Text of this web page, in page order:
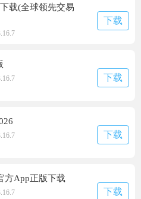
载(全球领先交易
下载
下载
下载
方App正版下载
下载